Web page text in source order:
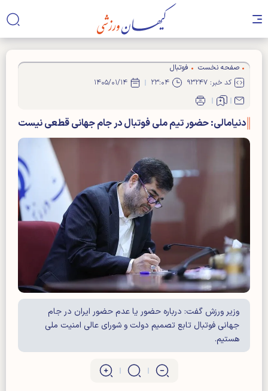
صفحه نخست
فوتبال
کد خبر: ۹۳۲۴۷
۲۳:۰۴ ۱۴۰۵/۰۱/۱۴
دنیامالی: حضور تیم ملی فوتبال در جام جهانی قطعی نیست
وزیر ورزش گفت: درباره حضور یا عدم حضور ایران در جام
جهانی فوتبال تابع تصمیم دولت و شورای عالی امنیت ملی
هستیم.